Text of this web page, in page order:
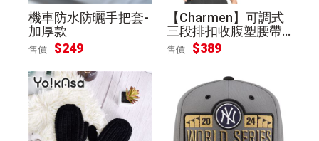
機車防水防曬手把套-
加厚款
售價 $249
【Charmen】可調式
三段排扣收腹塑腰帶
束腰套 男性塑身(白色
L)
售價 $389